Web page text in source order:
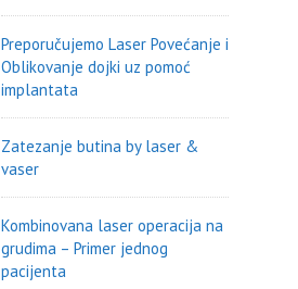
Preporučujemo Laser Povećanje i
Oblikovanje dojki uz pomoć
implantata
Zatezanje butina by laser &
vaser
Kombinovana laser operacija na
grudima – Primer jednog
pacijenta